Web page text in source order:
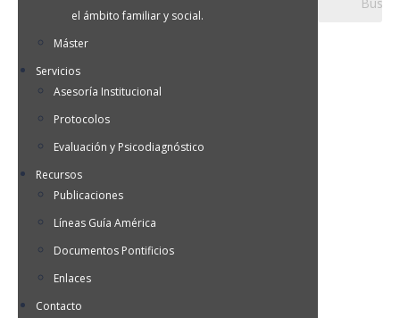
el ámbito familiar y social.
Máster
Servicios
Asesoría Institucional
Protocolos
Evaluación y Psicodiagnóstico
Recursos
Publicaciones
Líneas Guía América
Documentos Pontificios
Enlaces
Contacto